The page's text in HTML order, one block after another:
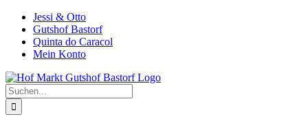
Zum
Inhalt
springen
Jessi & Otto
Gutshof Bastorf
Quinta do Caracol
Mein Konto
Suche
nach: